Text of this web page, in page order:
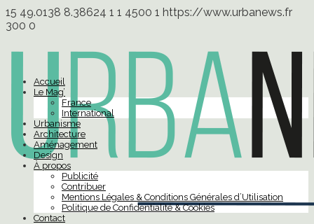
15 49.0138 8.38624 1 1 4500 1 https://www.urbanews.fr
300 0
Accueil
Le Mag’
France
International
Urbanisme
Architecture
Aménagement
Design
À propos
Publicité
Contribuer
Mentions Légales & Conditions Générales d’Utilisation
Politique de Confidentialité & Cookies
Contact